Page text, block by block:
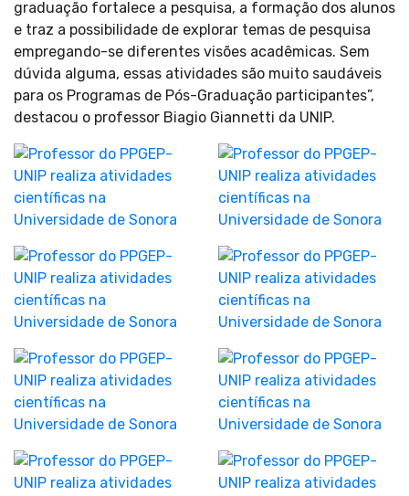
graduação fortalece a pesquisa, a formação dos alunos
e traz a possibilidade de explorar temas de pesquisa
empregando-se diferentes visões acadêmicas. Sem
dúvida alguma, essas atividades são muito saudáveis
para os Programas de Pós-Graduação participantes”,
destacou o professor Biagio Giannetti da UNIP.